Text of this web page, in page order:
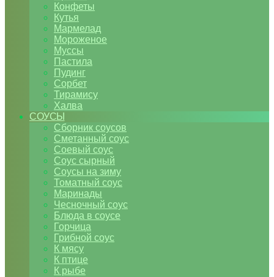
Конфеты
Кутья
Мармелад
Мороженое
Муссы
Пастила
Пудинг
Сорбет
Тирамису
Халва
СОУСЫ
Сборник соусов
Сметанный соус
Соевый соус
Соус сырный
Соусы на зиму
Томатный соус
Маринады
Чесночный соус
Блюда в соусе
Горчица
Грибной соус
К мясу
К птице
К рыбе